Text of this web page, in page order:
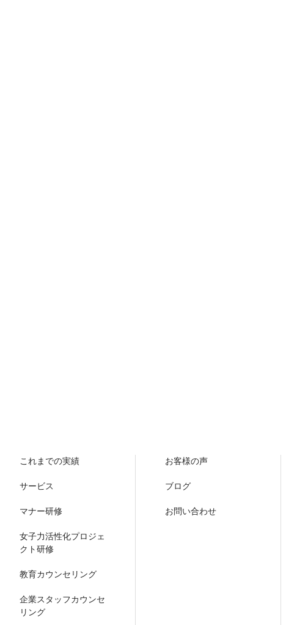
これまでの実績
サービス
マナー研修
女子力活性化プロジェ
クト研修
教育カウンセリング
企業スタッフカウンセ
リング
お客様の声
ブログ
お問い合わせ